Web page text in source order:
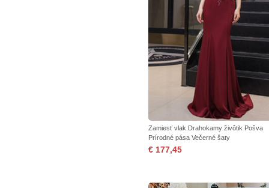
Zamiesť vlak Drahokamy živôtik Pošva
Prírodné pása Večerné šaty
€ 177,45